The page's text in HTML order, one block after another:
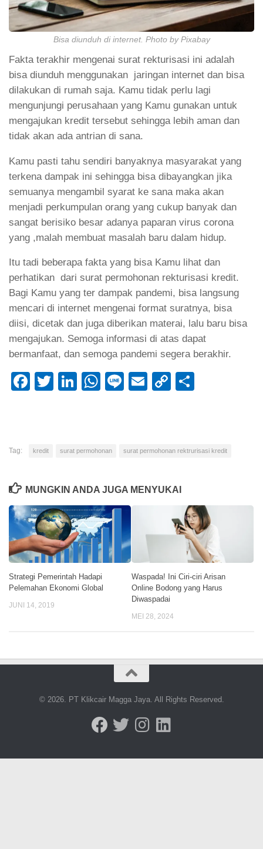
Bisa diunduh di internet. Photo by Pixabay
Fakta terakhir mengenai surat rekturisasi ini adalah
bisa diunduh menggunakan jaringan internet dan bisa
dilakukan di rumah saja. Kamu tidak perlu lagi
mengunjungi perusahaan yang Kamu gunakan untuk
mengajukan kredit tersebut sehingga lebih aman dan
tidak akan ada antrian di sana.
Kamu pasti tahu sendiri banyaknya masyarakat yang
terkena dampak ini sehingga bisa dibayangkan jika
semuanya mengambil syarat ke sana maka akan
menjadi perkumpulan orang yang cukup banyak dan
sangat berisiko besar adanya paparan virus corona
yang ,malah membuat masalah baru dalam hidup.
Itu tadi beberapa fakta yang bisa Kamu lihat dan
perhatikan dari surat permohonan rekturisasi kredit.
Bagi Kamu yang ter dampak pandemi, bisa langsung
mencari di internet mengenai format suratnya, bisa
diisi, dicetak dan juga diberikan materai, lalu baru bisa
mengajukan. Semoga informasi di atas dapat
bermanfaat, dan semoga pandemi segera berakhir.
Facebook
TwitterLinkedIn
WhatsApp
LineEmailCopy
Tag: kredit surat permohonan surat permohonan rektrurisasi kredit
MUNGKIN ANDA JUGA MENYUKAI
Strategi Pemerintah Hadapi
Pelemahan Ekonomi Global
JUNI 14, 2019
Waspada! Ini Ciri-ciri Arisan
Online Bodong yang Harus
Diwaspadai
MEI 28, 2024
© 2026. PT Klikcair Magga Jaya. All Rights Reserved.